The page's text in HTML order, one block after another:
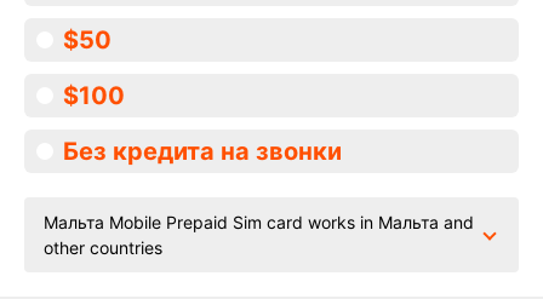
$50
$100
Без кредита на звонки
Мальта Mobile Prepaid Sim card works in Мальта and
other countries